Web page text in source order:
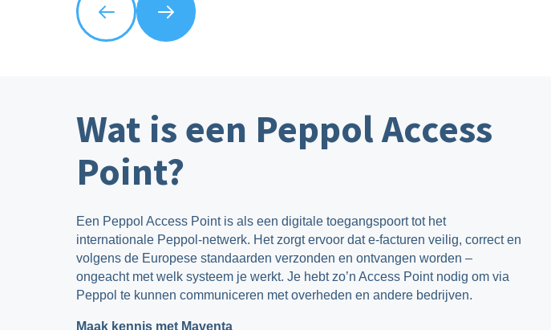
Wat is een Peppol Access
Point?
Een Peppol Access Point is als een digitale toegangspoort tot het
internationale Peppol-netwerk. Het zorgt ervoor dat e-facturen veilig, correct en
volgens de Europese standaarden verzonden en ontvangen worden –
ongeacht met welk systeem je werkt. Je hebt zo’n Access Point nodig om via
Peppol te kunnen communiceren met overheden en andere bedrijven.
Maak kennis met Maventa